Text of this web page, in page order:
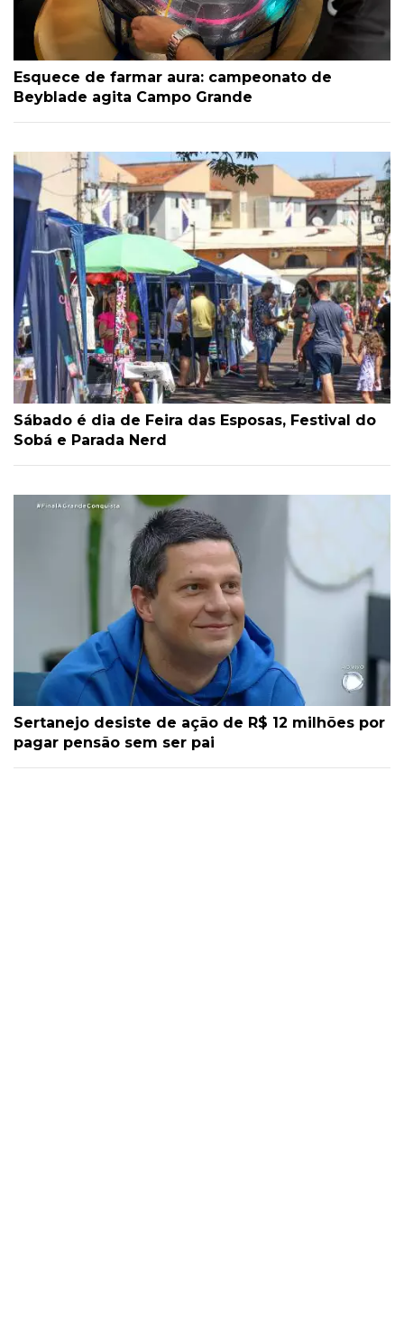
Esquece de farmar aura: campeonato de
Beyblade agita Campo Grande
Sábado é dia de Feira das Esposas, Festival do
Sobá e Parada Nerd
Sertanejo desiste de ação de R$ 12 milhões por
pagar pensão sem ser pai